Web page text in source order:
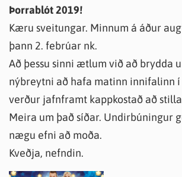
Þorrablót 2019!
Kæru sveitungar. Minnum á áður
þann 2. febrúar nk.
Að þessu sinni ætlum við að brydda
nýbreytni að hafa matinn innifalinn
verður jafnframt kappkostað að
Meira um það síðar. Undirbúningur
nægu efni að moða.
Kveðja, nefndin.